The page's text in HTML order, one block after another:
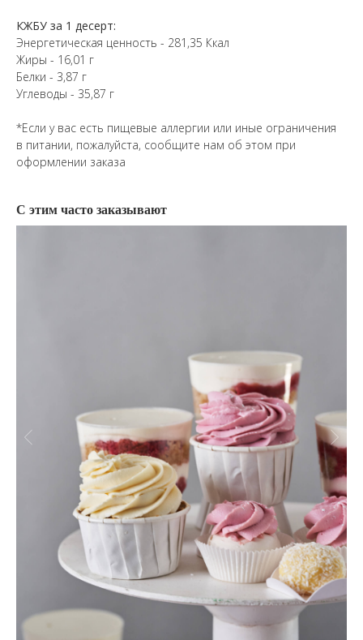
КЖБУ за 1 десерт:
Энергетическая ценность - 281,35 Ккал
Жиры - 16,01 г
Белки - 3,87 г
Углеводы - 35,87 г
*Если у вас есть пищевые аллергии или иные ограничения
в питании, пожалуйста, сообщите нам об этом при
оформлении заказа
С этим часто заказывают